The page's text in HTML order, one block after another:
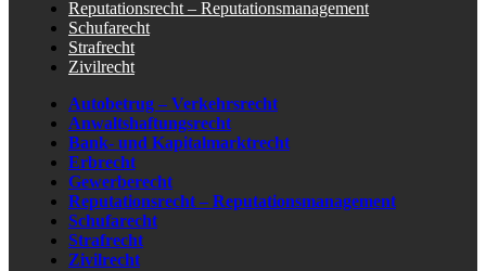
Reputationsrecht – Reputationsmanagement
Schufarecht
Strafrecht
Zivilrecht
Autobetrug – Verkehrsrecht
Anwaltshaftungsrecht
Bank- und Kapitalmarktrecht
Erbrecht
Gewerberecht
Reputationsrecht – Reputationsmanagement
Schufarecht
Strafrecht
Zivilrecht